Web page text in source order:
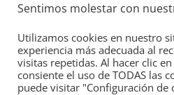
Seguridad
Mercedes-Benz ESF
seguridad
21 de octubre de 2021 mospotter84
Sentimos molestar con
Utilizamos cookies en nuestro
experiencia más adecuada al
visitas repetidas. Al hacer clic
consiente el uso de TODAS las
puede visitar "Configuración de